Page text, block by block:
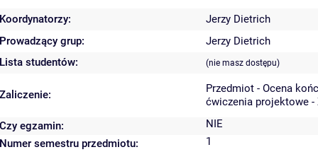
Koordynatorzy:
Jerzy Dietrich
Prowadzący grup:
Jerzy Dietrich
Lista studentów:
(nie masz dostępu)
Zaliczenie:
Przedmiot - Ocena
ćwiczenia projektowe -
Czy egzamin:
NIE
Numer semestru przedmiotu:
1